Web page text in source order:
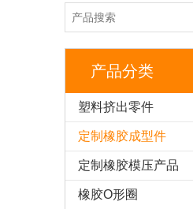
产品分类
塑料挤出零件
定制橡胶成型件
定制橡胶模压产品
橡胶O形圈